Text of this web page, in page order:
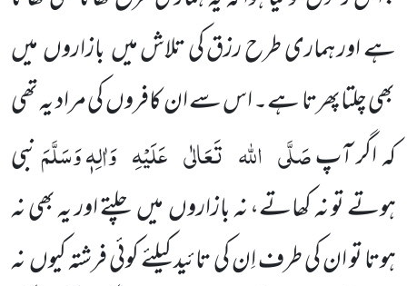
ہے اور ہماری طرح رزق کی تلاش میں بازاروں میں
بھی چلتاپھرتا ہے۔ اس سے ان کافروں کی مراد یہ تھی
کہ اگر آپصَلَّی اللہ تَعَالٰی عَلَیْہِ وَاٰلِہٖ وَسَلَّمَنبی
ہوتے تو نہ کھاتے، نہ بازاروں میں چلتے اور یہ بھی نہ
ہوتا تو ان کی طرف اِن کی تائید کیلئے کوئی فرشتہ کیوں نہ